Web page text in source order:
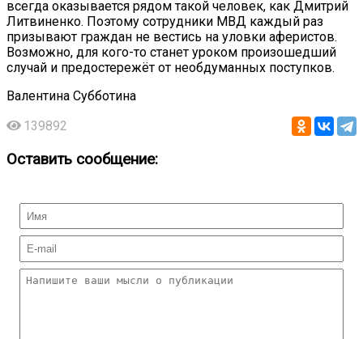
всегда оказывается рядом такой человек, как Дмитрий
Литвиненко. Поэтому сотрудники МВД каждый раз
призывают граждан не вестись на уловки аферистов.
Возможно, для кого-то станет уроком произошедший
случай и предостережёт от необдуманных поступков.
Валентина Субботина
139892
Оставить сообщение: